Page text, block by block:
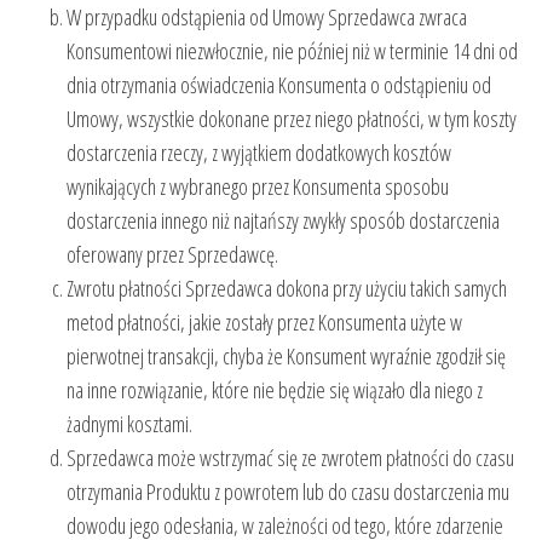
W przypadku odstąpienia od Umowy Sprzedawca zwraca
Konsumentowi niezwłocznie, nie później niż w terminie 14 dni od
dnia otrzymania oświadczenia Konsumenta o odstąpieniu od
Umowy, wszystkie dokonane przez niego płatności, w tym koszty
dostarczenia rzeczy, z wyjątkiem dodatkowych kosztów
wynikających z wybranego przez Konsumenta sposobu
dostarczenia innego niż najtańszy zwykły sposób dostarczenia
oferowany przez Sprzedawcę.
Zwrotu płatności Sprzedawca dokona przy użyciu takich samych
metod płatności, jakie zostały przez Konsumenta użyte w
pierwotnej transakcji, chyba że Konsument wyraźnie zgodził się
na inne rozwiązanie, które nie będzie się wiązało dla niego z
żadnymi kosztami.
Sprzedawca może wstrzymać się ze zwrotem płatności do czasu
otrzymania Produktu z powrotem lub do czasu dostarczenia mu
dowodu jego odesłania, w zależności od tego, które zdarzenie